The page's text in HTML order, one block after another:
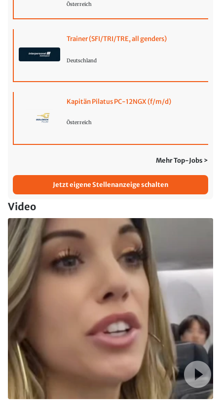
Österreich
Trainer (SFI/TRI/TRE, all genders)
Deutschland
Kapitän Pilatus PC-12NGX (f/m/d)
Österreich
Mehr Top-Jobs >
Jetzt eigene Stellenanzeige schalten
Video